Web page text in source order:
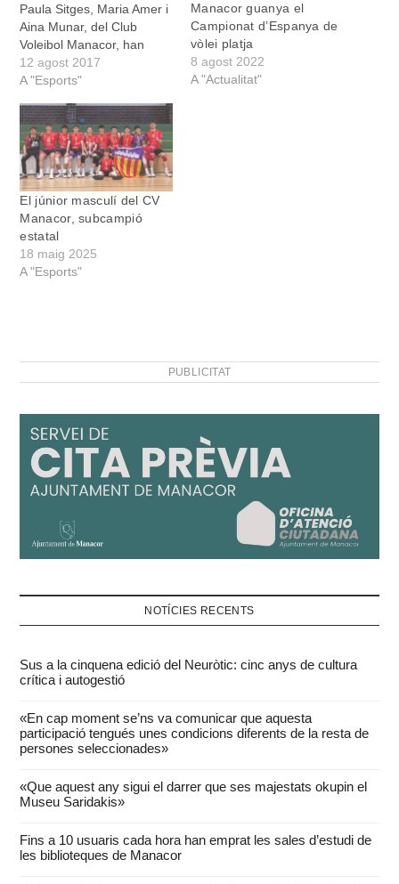
Paula Sitges, Maria Amer i
Aina Munar, del Club
Voleibol Manacor, han
quedat terceres
classificades del
volei platja categoria
cadet. Conversam amb
elles perquè ens contin la
seva experiència.
[/pullquote] On i quan ha
tengut lloc aquest
campionat d’Espanya?
Quines característiques…
12 agost 2017
A "Esports"
Manacor guanya el
Campionat d’Espanya de
vòlei platja
8 agost 2022
A "Actualitat"
El júnior masculí del CV
Manacor, subcampió
estatal
18 maig 2025
A "Esports"
PUBLICITAT
NOTÍCIES RECENTS
Sus a la cinquena edició del Neuròtic: cinc anys de cultura
crítica i autogestió
«En cap moment se’ns va comunicar que aquesta
participació tengués unes condicions diferents de la resta de
persones seleccionades»
«Que aquest any sigui el darrer que ses majestats okupin el
Museu Saridakis»
Fins a 10 usuaris cada hora han emprat les sales d’estudi de
les biblioteques de Manacor